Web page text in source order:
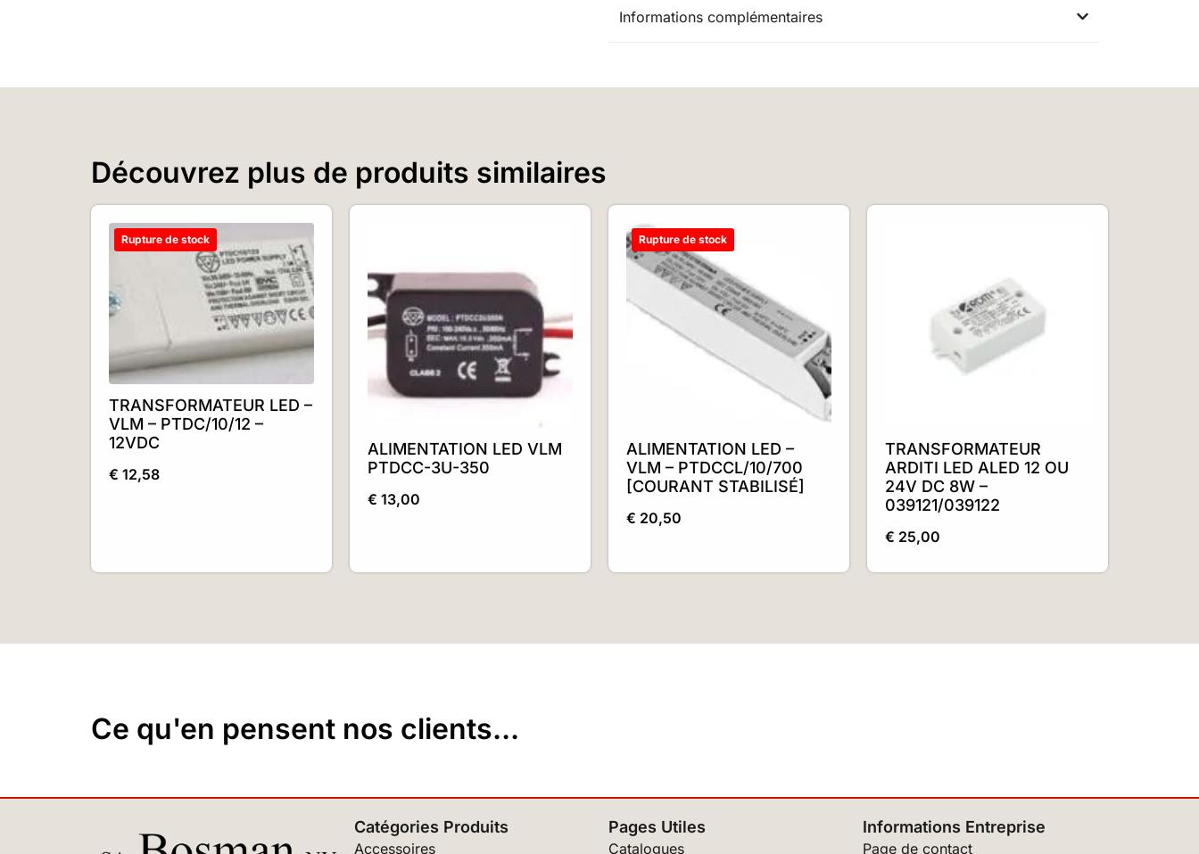
Informations complémentaires
Découvrez plus de produits similaires
Rupture de stock
TRANSFORMATEUR LED –
VLM – PTDC/10/12 –
12VDC
€ 12,58
ALIMENTATION LED VLM
PTDCC-3U-350
€ 13,00
Rupture de stock
ALIMENTATION LED –
VLM – PTDCCL/10/700
[COURANT STABILISÉ]
€ 20,50
TRANSFORMATEUR
ARDITI LED ALED 12 OU
24V DC 8W –
039121/039122
€ 25,00
Ce qu'en pensent nos clients...
Catégories Produits
Accessoires
Pages Utiles
Catalogues
Informations Entreprise
Page de contact